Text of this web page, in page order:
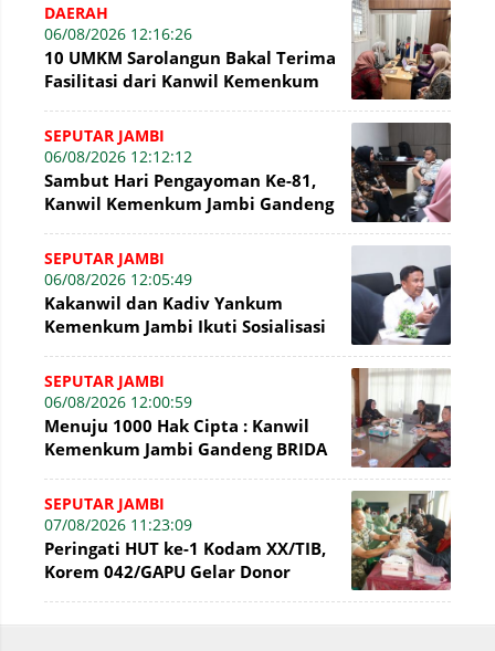
DAERAH
06/08/2026 12:16:26
10 UMKM Sarolangun Bakal Terima
Fasilitasi dari Kanwil Kemenkum
SEPUTAR JAMBI
06/08/2026 12:12:12
Sambut Hari Pengayoman Ke-81,
Kanwil Kemenkum Jambi Gandeng
Gratis
SEPUTAR JAMBI
06/08/2026 12:05:49
Kakanwil dan Kadiv Yankum
Kemenkum Jambi Ikuti Sosialisasi
Secara Admin
SEPUTAR JAMBI
06/08/2026 12:00:59
Menuju 1000 Hak Cipta : Kanwil
Kemenkum Jambi Gandeng BRIDA
SEPUTAR JAMBI
07/08/2026 11:23:09
Peringati HUT ke-1 Kodam XX/TIB,
Korem 042/GAPU Gelar Donor